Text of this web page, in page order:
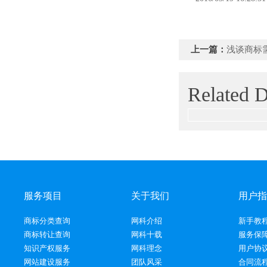
上一篇： 浅谈商标
Related
服务项目
商标分类查询
商标转让查询
知识产权服务
网站建设服务
关于我们
网科介绍
网科十载
网科理念
团队风采
用户
新手教
服务保
用户协
合同流